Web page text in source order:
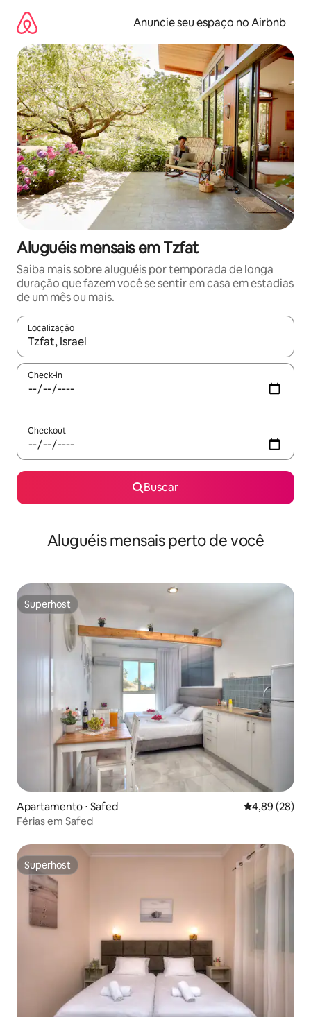
para
conteúdo
Anuncie seu espaço no Airbnb
Aluguéis mensais em Tzfat
Saiba mais sobre aluguéis por temporada de longa
duração que fazem você se sentir em casa em estadias
de um mês ou mais.
Localização
Quando os resultados estiverem disponíveis, explore-os
Check-in
Checkout
Buscar
Aluguéis mensais perto de você
Superhost
Superhost
Apartamento ⋅ Safed 4,89 de uma
4,89 (28)
Férias em Safed
Superhost
Superhost